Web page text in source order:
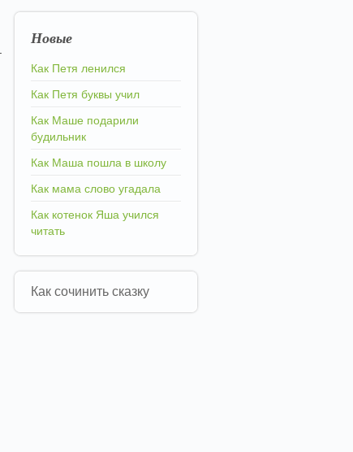
Новые
Как Петя ленился
Как Петя буквы учил
Как Маше подарили
будильник
Как Маша пошла в школу
Как мама слово угадала
Как котенок Яша учился
читать
Как сочинить сказку